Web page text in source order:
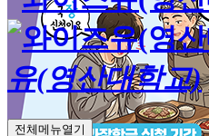
유(영산대학교)
전체메뉴열기